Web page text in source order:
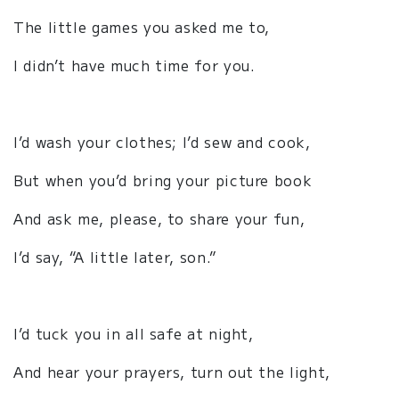
The little games you asked me to,
I didn’t have much time for you.
I’d wash your clothes; I’d sew and cook,
But when you’d bring your picture book
And ask me, please, to share your fun,
I’d say, “A little later, son.”
I’d tuck you in all safe at night,
And hear your prayers, turn out the light,